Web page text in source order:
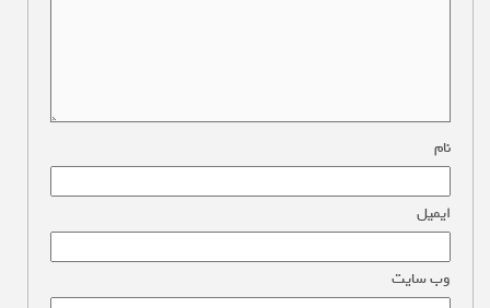
نام
ایمیل
وب‌ سایت